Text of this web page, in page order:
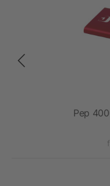
Pep